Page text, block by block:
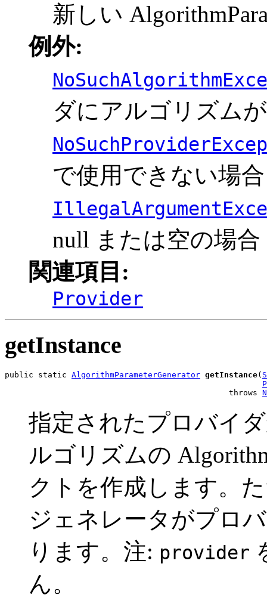
新しい
例外:
ダにアルゴリズム
で使用できない場合
null または空の場合
関連項目:
Provider
getInstance
public static AlgorithmParameterGenerator getInstance(
                                               throws
指定されたプロバイ
ルゴリズムの
クトを作成します。
ジェネレータがプロ
ります。注: provider
ん。